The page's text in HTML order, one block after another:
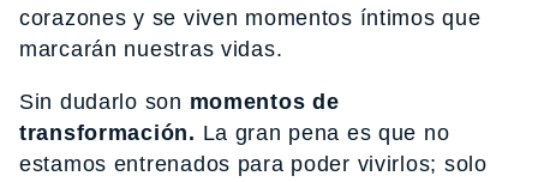
corazones y se viven momentos íntimos que
marcarán nuestras vidas.
Sin dudarlo son momentos de
transformación. La gran pena es que no
estamos entrenados para poder vivirlos; solo